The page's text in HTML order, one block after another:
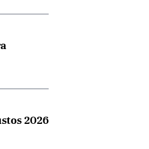
hazırlanıyor
2026